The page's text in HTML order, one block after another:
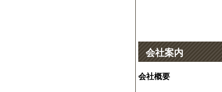
会社案内
会社概要